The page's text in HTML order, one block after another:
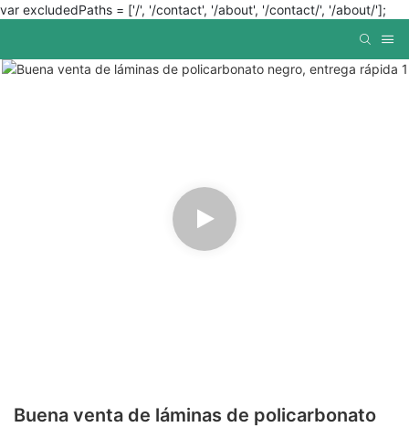
var excludedPaths = ['/', '/contact', '/about', '/contact/', '/about/'];
Buena venta de láminas de policarbonato